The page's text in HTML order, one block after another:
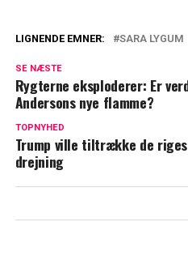
ikke engang
Sara Lygums børn
LIGNENDE EMNER: SARA LYGUM
SE NÆSTE
Rygterne eksploderer: Er
Andersons nye flamme?
TOPNYHED
Trump ville tiltrække de
drejning